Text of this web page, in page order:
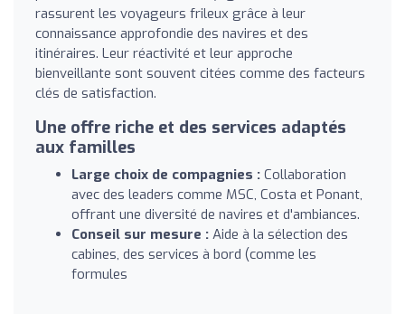
rassurent les voyageurs frileux grâce à leur
connaissance approfondie des navires et des
itinéraires. Leur réactivité et leur approche
bienveillante sont souvent citées comme des facteurs
clés de satisfaction.
Une offre riche et des services adaptés
aux familles
Large choix de compagnies : Collaboration
avec des leaders comme MSC, Costa et Ponant,
offrant une diversité de navires et d'ambiances.
Conseil sur mesure : Aide à la sélection des
cabines, des services à bord (comme les
formules